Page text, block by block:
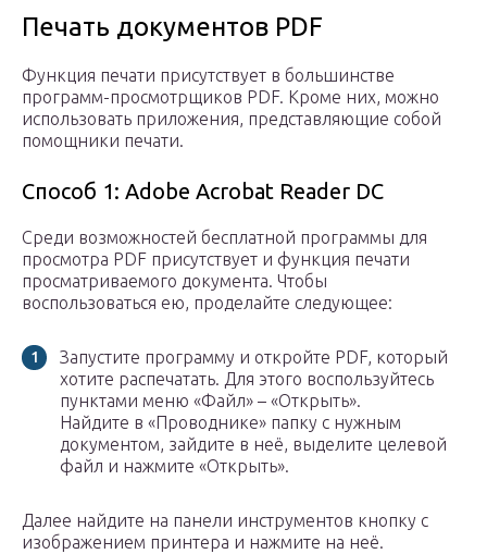
Печать документов PDF
Функция печати присутствует в большинстве
программ-просмотрщиков PDF. Кроме них, можно
использовать приложения, представляющие собой
помощники печати.
Способ 1: Adobe Acrobat Reader DC
Среди возможностей бесплатной программы для
просмотра PDF присутствует и функция печати
просматриваемого документа. Чтобы
воспользоваться ею, проделайте следующее:
Запустите программу и откройте PDF, который
хотите распечатать. Для этого воспользуйтесь
пунктами меню «Файл» – «Открыть».
Найдите в «Проводнике» папку с нужным
документом, зайдите в неё, выделите целевой
файл и нажмите «Открыть».
Далее найдите на панели инструментов кнопку с
изображением принтера и нажмите на неё.